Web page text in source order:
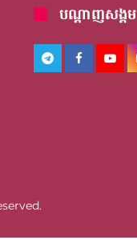
បណ្តាញសង្គម